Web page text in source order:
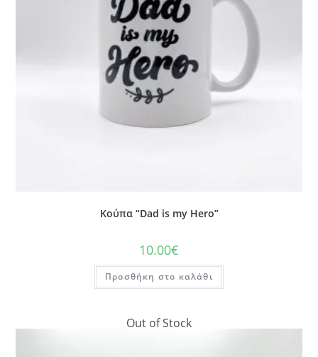
Κούπα “Dad is my Hero”
10.00€
Προσθήκη στο καλάθι
Out of Stock